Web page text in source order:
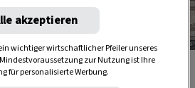
Foto: Wikipedia
kleinste Haus von Wien.
akzeptieren
wichtiger wirtschaftlicher Pfeiler unseres
zur Nutzung ist Ihre
für personalisierte Werbung.